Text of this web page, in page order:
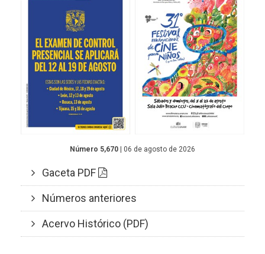
Número 5,670 | 06 de agosto de 2026
Gaceta PDF
Números anteriores
Acervo Histórico (PDF)